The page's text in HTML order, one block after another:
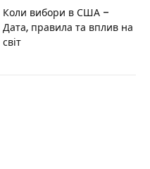
Коли вибори в США –
Дата, правила та вплив на
світ